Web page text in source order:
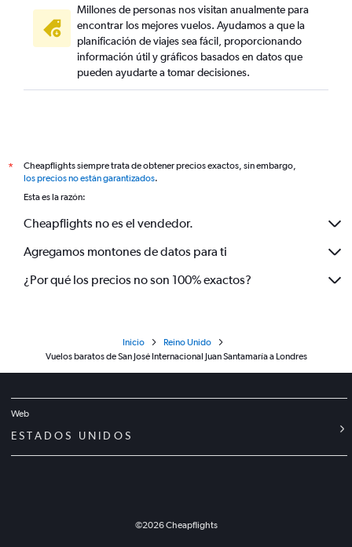
Millones de personas nos visitan anualmente para
encontrar los mejores vuelos. Ayudamos a que la
planificación de viajes sea fácil, proporcionando
información útil y gráficos basados en datos que
pueden ayudarte a tomar decisiones.
*
Cheapflights siempre trata de obtener precios exactos, sin embargo,
los precios no están garantizados.
Esta es la razón:
Cheapflights no es el vendedor.
Agregamos montones de datos para ti
¿Por qué los precios no son 100% exactos?
Inicio
Reino Unido
Vuelos baratos de San José Internacional Juan Santamaría a Londres
Web
ESTADOS UNIDOS
©2026Cheapflights